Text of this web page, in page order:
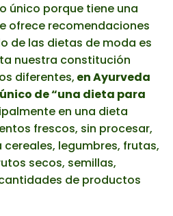
único porque tiene una
ofrece recomendaciones
de las dietas de moda es
nuestra constitución
diferentes, en Ayurveda
de “una dieta para
en una dieta
frescos, sin procesar,
legumbres, frutas,
secos, semillas,
de productos